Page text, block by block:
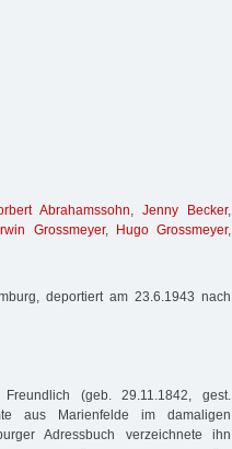
Abrahamssohn, Jenny Becker,
Grossmeyer, Hugo Grossmeyer,
deportiert am 23.6.1943 nach
(geb. 29.11.1842, gest.
aus Marienfelde im damaligen
Adressbuch verzeichnete ihn